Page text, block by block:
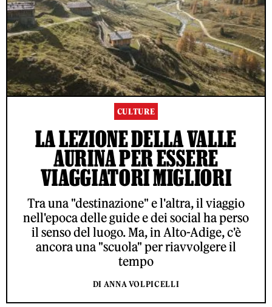
CULTURE
LA LEZIONE DELLA VALLE
AURINA PER ESSERE
VIAGGIATORI MIGLIORI
Tra una "destinazione" e l'altra, il viaggio
nell'epoca delle guide e dei social ha perso
il senso del luogo. Ma, in Alto-Adige, c'è
ancora una "scuola" per riavvolgere il
tempo
DI ANNA VOLPICELLI